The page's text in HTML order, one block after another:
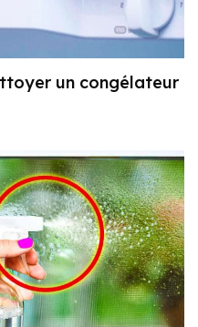
un congélateur